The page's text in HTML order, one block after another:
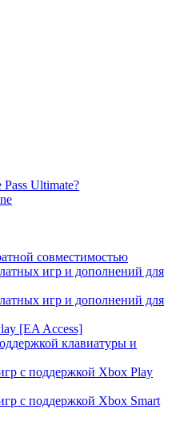
Ultimate?
совместимостью
игр и дополнений для
игр и дополнений для
[EA Access]
клавиатуры и
с поддержкой Xbox Play
с поддержкой Xbox Smart